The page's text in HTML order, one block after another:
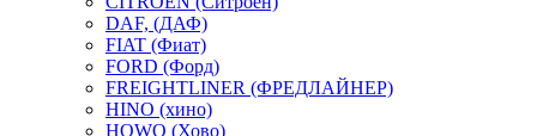
DAF, (ДАФ)
FIAT (Фиат)
FORD (Форд)
FREIGHTLINER (ФРЕДЛАЙНЕР)
HINO (хино)
HOWO (Хово)